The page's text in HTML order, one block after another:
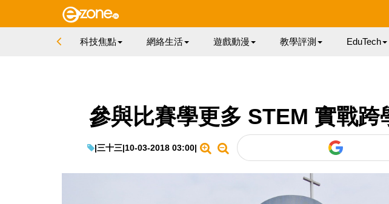
科技焦點 網絡生活 遊戲動漫 教學評測 EduTech
參與比賽學更多 STEM 實戰跨
|三十三|10-03-2018 03:00|